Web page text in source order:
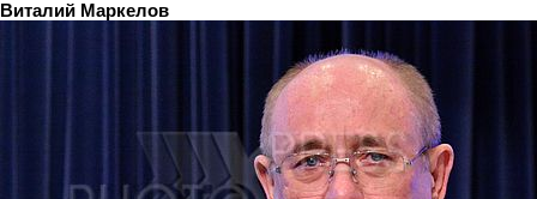
Виталий Маркелов